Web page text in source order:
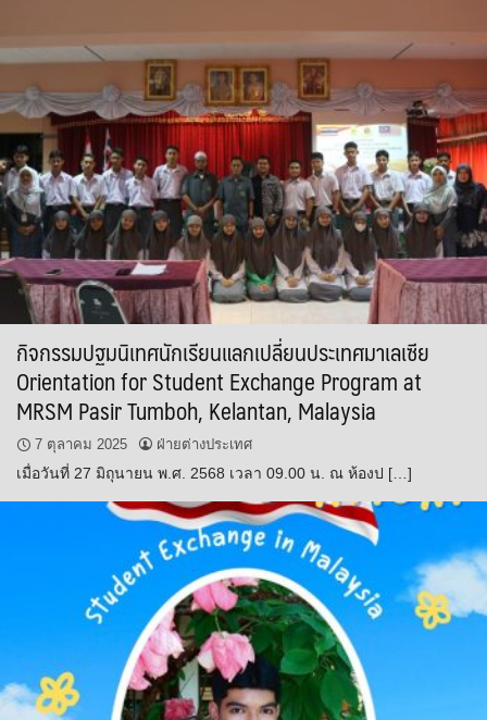
กิจกรรมปฐมนิเทศนักเรียนแลกเปลี่ยนประเทศมาเลเซีย
Orientation for Student Exchange Program at
MRSM Pasir Tumboh, Kelantan, Malaysia
7 ตุลาคม 2025 ฝ่ายต่างประเทศ
เมื่อวันที่ 27 มิถุนายน พ.ศ. 2568 เวลา 09.00 น. ณ ห้องป […]